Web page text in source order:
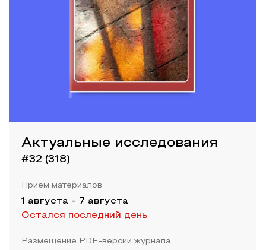
Актуальные исследования
#32 (318)
Прием материалов
1 августа - 7 августа
Остался последний день
Размещение PDF-версии журнала